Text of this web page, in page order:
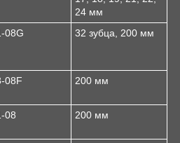
24 мм
08G 32 зубца, 200 мм
08F 200 мм
08 200 мм